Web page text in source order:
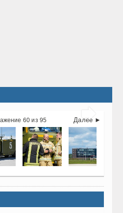

Далее ►
60 из 95